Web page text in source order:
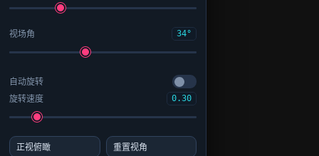
视场角 34°
自动旋转
旋转速度
0.30
正视俯瞰 重置视角